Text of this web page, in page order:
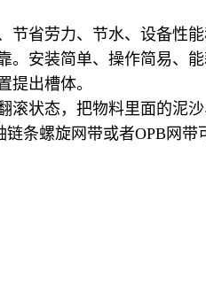
省劳力、节水、设备性能
安装简单、操作简易、能
出槽体。
状态，把物料里面的泥沙
螺旋网带或者OPB网带